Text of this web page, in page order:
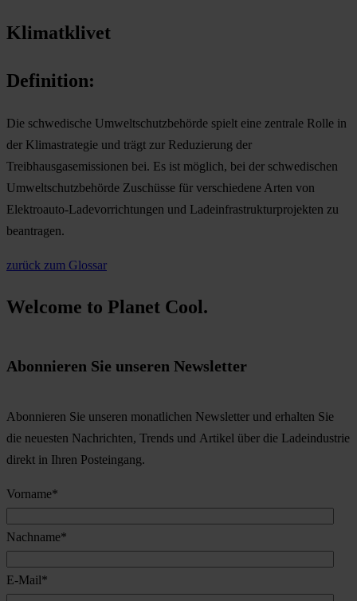
Klimatklivet
Definition:
Die schwedische Umweltschutzbehörde spielt eine zentrale Rolle in
der Klimastrategie und trägt zur Reduzierung der
Treibhausgasemissionen bei. Es ist möglich, bei der schwedischen
Umweltschutzbehörde Zuschüsse für verschiedene Arten von
Elektroauto-Ladevorrichtungen und Ladeinfrastrukturprojekten zu
beantragen.
zurück zum Glossar
Welcome to Planet Cool.
Abonnieren Sie unseren Newsletter
Abonnieren Sie unseren monatlichen Newsletter und erhalten Sie
die neuesten Nachrichten, Trends und Artikel über die Ladeindustrie
direkt in Ihren Posteingang.
Vorname*
Nachname*
E-Mail*